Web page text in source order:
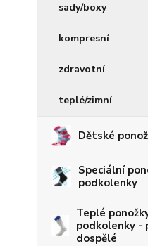
sady/boxy
kompresní
zdravotní
teplé/zimní
Dětské
Speciální
podkolenky
Teplé
podkolenky -
dospělé